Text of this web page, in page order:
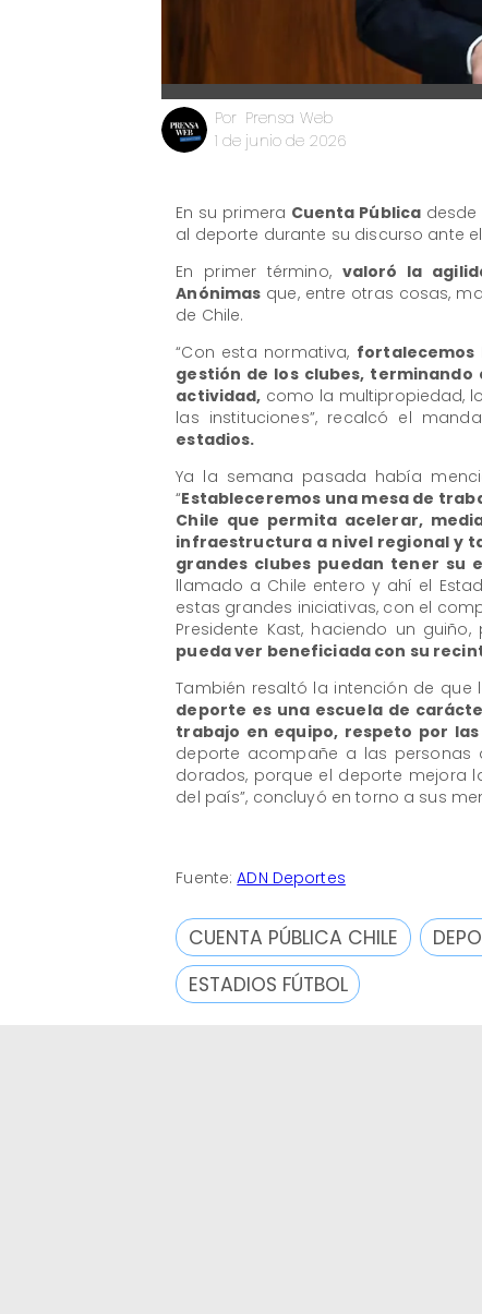
Prensa Web
Por
1 de junio de 2026
En su primera Cuenta Pública desde
al deporte durante su discurso ante
En primer término, valoró la
Anónimas que, entre otras cosas,
de Chile.
“Con esta normativa, fortalecemos
gestión de los clubes,
actividad, como la multipropiedad,
las instituciones”, recalcó el
estadios.
Ya la semana pasada había
“Estableceremos una mesa de
Chile que permita acelerar,
infraestructura a nivel regional y
grandes clubes puedan tener su
llamado a Chile entero y ahí el
estas grandes iniciativas, con el
Presidente Kast, haciendo un
pueda ver beneficiada con su
También resaltó la intención de
deporte es una escuela de
trabajo en equipo, respeto por
deporte acompañe a las
dorados, porque el deporte mejora
del país”, concluyó en torno a sus
Fuente:ADN Deportes
CUENTA PÚBLICA CHILE
ESTADIOS FÚTBOL